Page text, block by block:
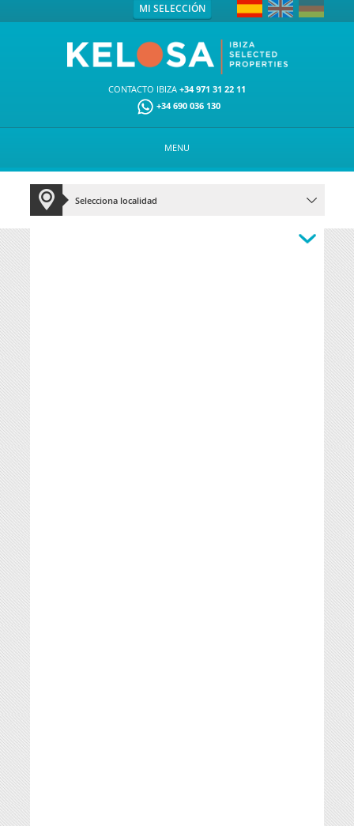
MI SELECCIÓN
CONTACTO IBIZA +34 971 31 22 11
+34 690 036 130
MENU